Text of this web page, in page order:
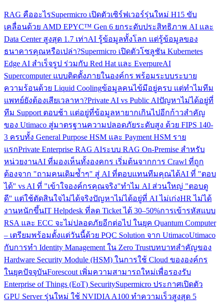
RAG คืออะไรSupermicro เปิดตัวเซิร์ฟเวอร์รุ่นใหม่ H15 ขับ
เคลื่อนด้วย AMD EPYC™ Gen 6 ยกระดับประสิทธิภาพ AI และ
Data Center สูงสุด 1.7 เท่าAI รู้ข้อมูลทั้งโลก แต่รู้ข้อมูลของ
ธนาคารคุณหรือเปล่า?Supermicro เปิดตัวโซลูชัน Kubernetes
Edge AI สำเร็จรูป ร่วมกับ Red Hat และ EverpureAI
Supercomputer แบบติดตั้งภายในองค์กร พร้อมระบบระบาย
ความร้อนด้วย Liquid Coolingข้อมูลคนไข้มีอยู่ครบ แต่ทำไมทีม
แพทย์ยังต้องเสียเวลาหา?Private AI vs Public AIปัญหาไม่ได้อยู่ที่
ทีม Support ตอบช้า แต่อยู่ที่ข้อมูลหายากเกินไปอีกก้าวสำคัญ
ของ Utimaco สู่มาตรฐานความปลอดภัยระดับสูง ด้วย FIPS 140-
3 ครบทั้ง General Purpose HSM และ Payment HSM ราย
แรกPrivate Enterprise RAG AIระบบ RAG On-Premise สำหรับ
หน่วยงานAI ที่มองเห็นทั้งองคกร เริ่มต้นจากการ Crawl ที่ถูก
ต้องจาก "ถามคนเดิมซ้ำๆ" สู่ AI ที่ตอบแทนทีมคุณได้AI ที่ "ตอบ
ได้" vs AI ที่ "เข้าใจองค์กรคุณจริง"ทำไม AI ส่วนใหญ่ "ตอบดู
ดี" แต่ใช้ตัดสินใจไม่ได้จริงปัญหาไม่ได้อยู่ที่ AI ไม่เก่งHR ไม่ได้
งานหนักขึ้นIT Helpdesk ที่ลด Ticket ได้ 30–50%การเข้ารหัสแบบ
RSA และ ECC จะไม่ปลอดภัยอีกต่อไป ในยุค Quantum Computer
– เตรียมพร้อมตั้งแต่วันนี้ด้วย PQC Solution จาก UtimacoUtimaco
กับการทำ Identity Management ใน Zero Trustบทบาทสำคัญของ
Hardware Security Module (HSM) ในการใช้ Cloud ขององค์กร
ในยุคปัจจุบันForescout เพิ่มความสามารถใหม่เพื่อรองรับ
Enterprise of Things (EoT) SecuritySupermicro ประกาศเปิดตัว
GPU Server รุ่นใหม่ ใช้ NVIDIA A100 ทำความเร็วสูงสุด 5